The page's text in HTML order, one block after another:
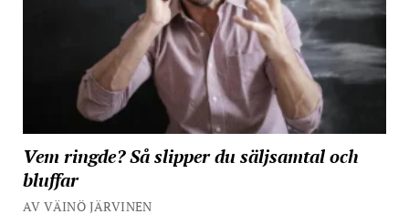
Vem ringde? Så slipper du säljsamtal och
bluffar
AV VÄINÖ JÄRVINEN